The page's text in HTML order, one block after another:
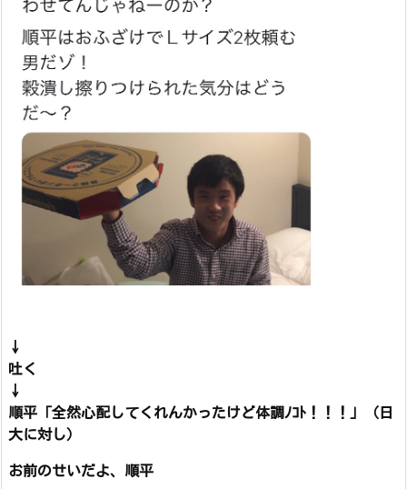
↓
吐く
↓
順平「全然心配してくれんかったけど体調ﾉｺﾄ！！！」（日
大に対し）
お前のせいだよ、順平